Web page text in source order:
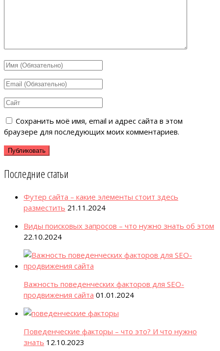
Сохранить моё имя, email и адрес сайта в этом
браузере для последующих моих комментариев.
Последние статьи
Футер сайта – какие элементы стоит здесь
разместить 21.11.2024
Виды поисковых запросов – что нужно знать об этом
22.10.2024
Важность поведенческих факторов для SEO-
продвижения сайта 01.01.2024
Поведенческие факторы – что это? И что нужно
знать 12.10.2023